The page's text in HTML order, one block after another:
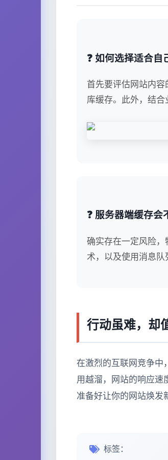
❓ 如何选择适合自
首先要评估网站内
库缓存。此外，结合
❓ 服务器端缓存会
确实存在一定风险
术，以及使用消息队
行动虽难，却
在激烈的互联网竞争中
用越溜，网站的响应速
准备好让你的网站焕发
标签：